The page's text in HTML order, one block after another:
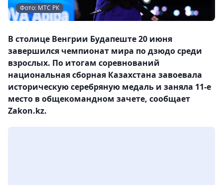
Фото: МТС РК
В столице Венгрии Будапеште 20 июня
завершился чемпионат мира по дзюдо среди
взрослых. По итогам соревнований
национальная сборная Казахстана завоевала
историческую серебряную медаль и заняла 11-е
место в общекомандном зачете, сообщает
Zakon.kz.